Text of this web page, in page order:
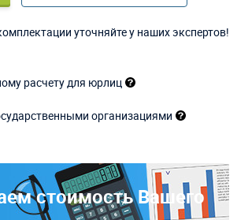
уточняйте у наших экспертов!
расчету для юрлиц
организациями
стоимость Вашего